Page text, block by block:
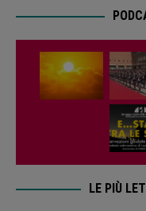
LE PIÙ